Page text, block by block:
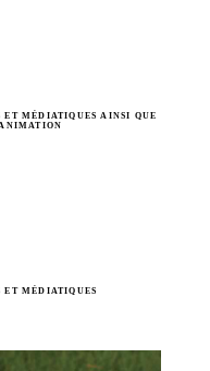
ET MÉDIATIQUES AINSI QUE
ET MÉDIATIQUES